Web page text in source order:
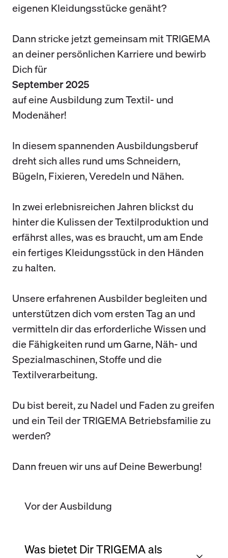
eigenen Kleidungsstücke genäht?
Dann stricke jetzt gemeinsam mit TRIGEMA
an deiner persönlichen Karriere und bewirb
Dich für
September 2025
auf eine Ausbildung zum Textil- und
Modenäher!
In diesem spannenden Ausbildungsberuf
dreht sich alles rund ums Schneidern,
Bügeln, Fixieren, Veredeln und Nähen.
In zwei erlebnisreichen Jahren blickst du
hinter die Kulissen der Textilproduktion und
erfährst alles, was es braucht, um am Ende
ein fertiges Kleidungsstück in den Händen
zu halten.
Unsere erfahrenen Ausbilder begleiten und
unterstützen dich vom ersten Tag an und
vermitteln dir das erforderliche Wissen und
die Fähigkeiten rund um Garne, Näh- und
Spezialmaschinen, Stoffe und die
Textilverarbeitung.
Du bist bereit, zu Nadel und Faden zu greifen
und ein Teil der TRIGEMA Betriebsfamilie zu
werden?
Dann freuen wir uns auf Deine Bewerbung!
Vor der Ausbildung
Was bietet Dir TRIGEMA als